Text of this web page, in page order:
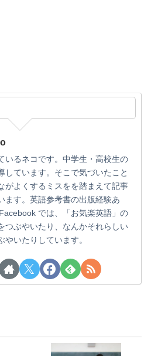
いるネコです。中学生・高校生の
しています。そこで気づいたこと
がよくするミスをを踏まえて記事
ます。英語参考書の出版経験あ
では、「お気楽英語」の
つぶやいたり、なんかそれらしい
やいたりしています。